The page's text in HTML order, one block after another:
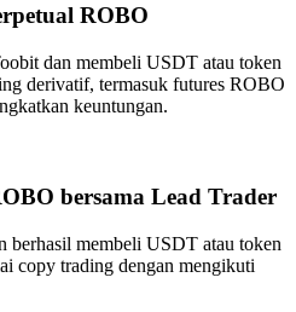
ROBO
dan membeli USDT atau token
derivatif, termasuk futures ROBO
keuntungan.
bersama Lead Trader
berhasil membeli USDT atau token
copy trading dengan mengikuti